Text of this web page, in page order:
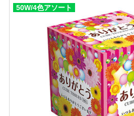
50W/4色アソート